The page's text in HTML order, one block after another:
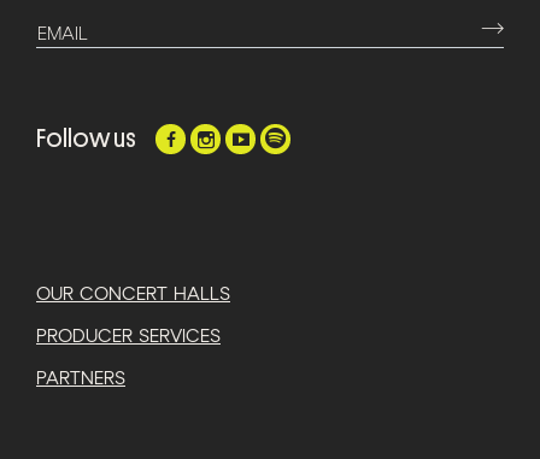
EMAIL ⟶
Follow us
OUR CONCERT HALLS
PRODUCER SERVICES
PARTNERS